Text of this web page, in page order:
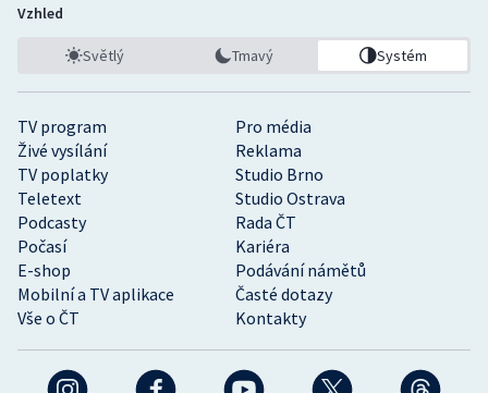
TV program
Pro média
Živé vysílání
Reklama
TV poplatky
Studio Brno
Teletext
Studio Ostrava
Podcasty
Rada ČT
Počasí
Kariéra
E-shop
Podávání námětů
Mobilní a TV aplikace
Časté dotazy
Vše o ČT
Kontakty
Vzhled
Světlý Tmavý Systém